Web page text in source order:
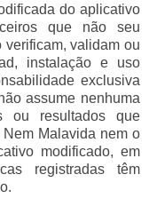
do aplicativo
que não seu
validam ou
instalação e uso
exclusiva
assume nenhuma
ou resultados que
Malavida nem o
modificado, em
registradas têm